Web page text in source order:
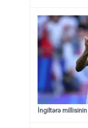
İngiltərə millisinin